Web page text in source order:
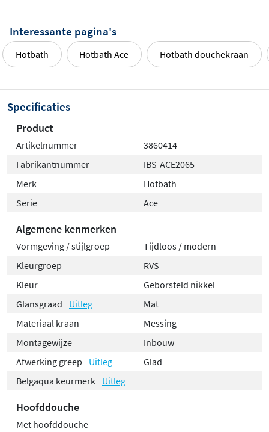
Interessante pagina's
Hotbath Hotbath Ace Hotbath douchekraan
Specificaties
Product
Artikelnummer
3860414
Fabrikantnummer
IBS-ACE2065
Merk
Hotbath
Serie
Ace
Algemene kenmerken
Vormgeving / stijlgroep
Tijdloos / modern
Kleurgroep
RVS
Kleur
Geborsteld nikkel
Glansgraad
Uitleg
Mat
Materiaal kraan
Messing
Montagewijze
Inbouw
Afwerking greep
Uitleg
Glad
Belgaqua keurmerk
Uitleg
Hoofddouche
Met hoofddouche